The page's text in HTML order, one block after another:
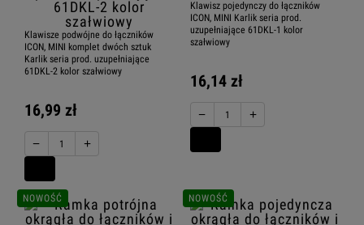
Klawisze podwójne do łączników
ICON, MINI komplet dwóch sztuk
Karlik seria prod. uzupełniające
61DKL-2 kolor szałwiowy
16,99 zł
− +
Klawisz pojedynczy do łączników
ICON, MINI Karlik seria prod.
uzupełniające 61DKL-1 kolor
szałwiowy
16,14 zł
− +
NOWOŚĆ NOWOŚĆ